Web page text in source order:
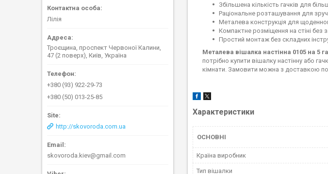
Збільшена кількість гачків для
Раціональне розташування для
Металева конструкція для
Компактне розміщення на стіні без
Простий монтаж без складних
Металева вішалка настінна 0105 на 5
потрібно купити вішалку настінну або
кімнати. Замовити можна з доставкою
Характеристики
ОСНОВНІ
Країна виробник
Тип вішалки
Лілія
Троєщина, проспект Червоної Калини,
47 (2 поверх), Київ, Україна
+380 (93) 922-29-73
+380 (50) 013-25-85
http://skovoroda.com.ua
skovoroda.kiev@gmail.com